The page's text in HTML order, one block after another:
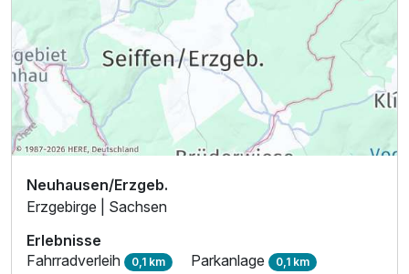
Neuhausen/Erzgeb.
Erzgebirge | Sachsen
Erlebnisse
Fahrradverleih 0,1 km Parkanlage 0,1 km